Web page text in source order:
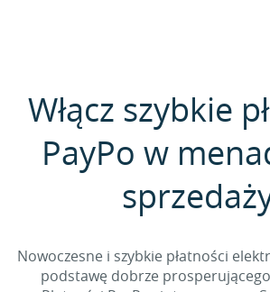
Włącz szybkie
PayPo w
Nowoczesne i szybkie płatności
podstawę dobrze